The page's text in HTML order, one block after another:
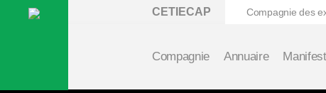
CETIECAP Compagnie des
Compagnie Annuaire